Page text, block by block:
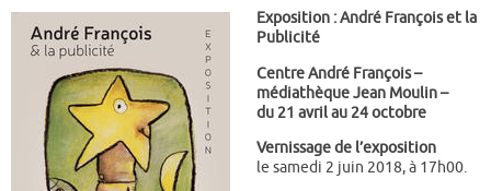
Exposition : André François et la
Publicité
Centre André François –
médiathèque Jean Moulin –
du 21 avril au 24 octobre
Vernissage de l’exposition
le samedi 2 juin 2018, à 17h00.